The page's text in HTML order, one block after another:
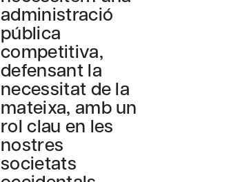
administració
pública
competitiva,
defensant la
necessitat de la
mateixa, amb un
rol clau en les
nostres
societats